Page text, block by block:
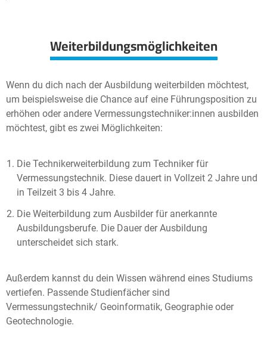
Weiterbildungsmöglichkeiten
Wenn du dich nach der Ausbildung weiterbilden möchtest,
um beispielsweise die Chance auf eine Führungsposition zu
erhöhen oder andere Vermessungstechniker:innen ausbilden
möchtest, gibt es zwei Möglichkeiten:
Die Technikerweiterbildung zum Techniker für
Vermessungstechnik. Diese dauert in Vollzeit 2 Jahre und
in Teilzeit 3 bis 4 Jahre.
Die Weiterbildung zum Ausbilder für anerkannte
Ausbildungsberufe. Die Dauer der Ausbildung
unterscheidet sich stark.
Außerdem kannst du dein Wissen während eines Studiums
vertiefen. Passende Studienfächer sind
Vermessungstechnik/ Geoinformatik, Geographie oder
Geotechnologie.